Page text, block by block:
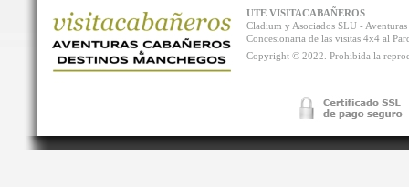
UTE VISITACABAÑEROS
Cladium y Asociados SLU -
Concesionaria de las visitas 4x4 al
Copyright © 2022. Prohibida la